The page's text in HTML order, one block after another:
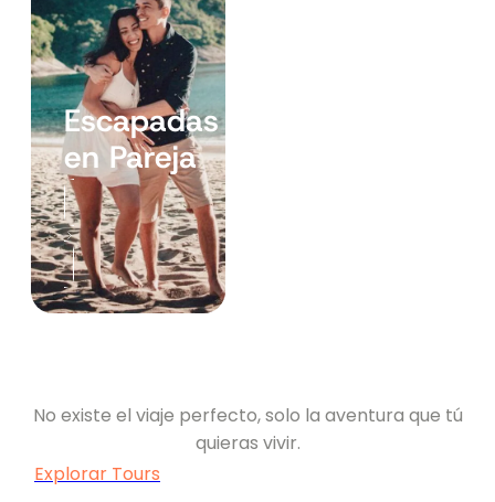
Escapadas
en Pareja
No existe el viaje perfecto, solo la aventura que tú
quieras vivir.
Explorar Tours